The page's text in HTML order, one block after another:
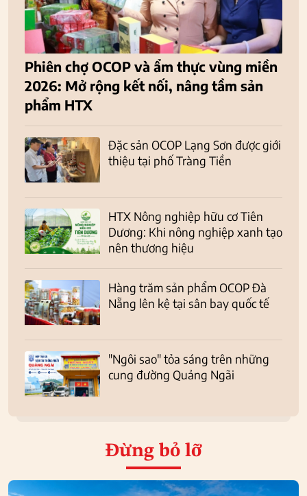
Phiên chợ OCOP và ẩm thực vùng miền
2026: Mở rộng kết nối, nâng tầm sản
phẩm HTX
Đặc sản OCOP Lạng Sơn được giới
thiệu tại phố Tràng Tiền
HTX Nông nghiệp hữu cơ Tiên
Dương: Khi nông nghiệp xanh tạo
nên thương hiệu
Hàng trăm sản phẩm OCOP Đà
Nẵng lên kệ tại sân bay quốc tế
"Ngôi sao" tỏa sáng trên những
cung đường Quảng Ngãi
Đừng bỏ lỡ